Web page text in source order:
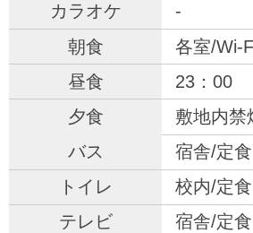
-
各室/Wi-
23：00
敷地内禁
宿舎/定食
校内/定食
宿舎/定食